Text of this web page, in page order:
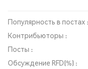
Популярность в постах :
Контрибьюторы :
Посты :
Обсуждение RFD(%) :